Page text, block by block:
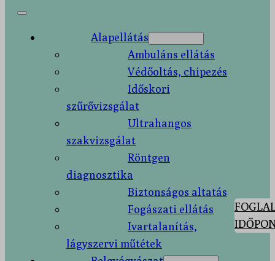
Alapellátás
Ambuláns ellátás
Védőoltás, chipezés
Időskori
szűrővizsgálat
Ultrahangos
szakvizsgálat
Röntgen
diagnosztika
Biztonságos altatás
Fogászati ellátás
Ivartalanítás,
lágyszervi műtétek